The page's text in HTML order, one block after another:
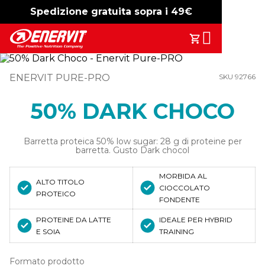
Spedizione gratuita sopra i 49€
-15% free shipping
Il Tuo
Search
ENERVIT PURE-PRO SKU 92766
50% DARK CHOCO
Barretta proteica 50% low sugar: 28 g di proteine per
barretta. Gusto Dark chocol
ALTO TITOLO
PROTEICO
MORBIDA AL
CIOCCOLATO
FONDENTE
PROTEINE DA LATTE
E SOIA
IDEALE PER HYBRID
TRAINING
Formato prodotto